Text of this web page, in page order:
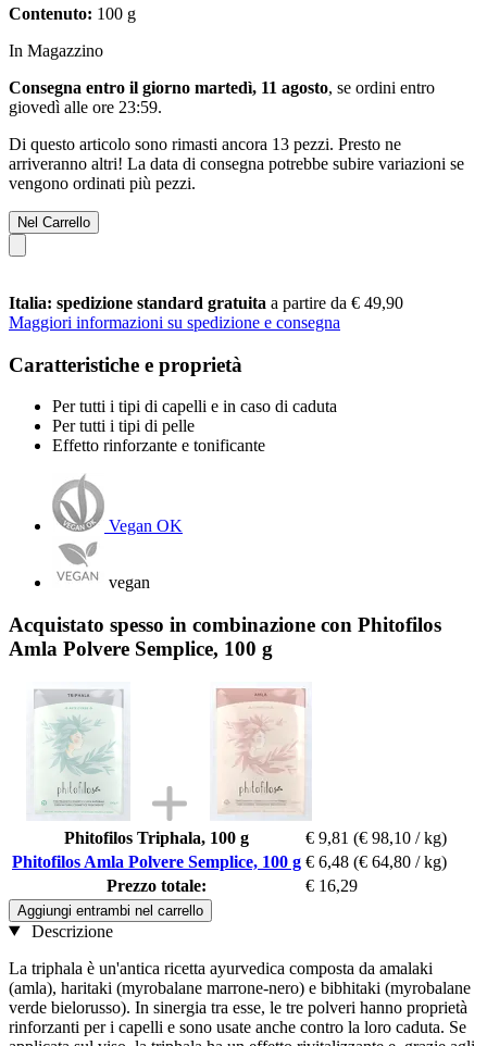
Contenuto: 100 g
In Magazzino
Consegna entro il giorno martedì, 11 agosto, se ordini entro
giovedì alle ore 23:59.
Di questo articolo sono rimasti ancora 13 pezzi. Presto ne
arriveranno altri! La data di consegna potrebbe subire variazioni se
vengono ordinati più pezzi.
Nel Carrello
Italia: spedizione standard gratuita a partire da € 49,90
Maggiori informazioni su spedizione e consegna
Caratteristiche e proprietà
Per tutti i tipi di capelli e in caso di caduta
Per tutti i tipi di pelle
Effetto rinforzante e tonificante
Vegan OK
vegan
Acquistato spesso in combinazione con Phitofilos
Amla Polvere Semplice, 100 g
Phitofilos Triphala, 100 g € 9,81 (€ 98,10 / kg)
Phitofilos Amla Polvere Semplice, 100 g € 6,48 (€ 64,80 / kg)
Prezzo totale:
€ 16,29
Aggiungi entrambi nel carrello
Descrizione
La triphala è un'antica ricetta ayurvedica composta da amalaki
(amla), haritaki (myrobalane marrone-nero) e bibhitaki (myrobalane
verde bielorusso). In sinergia tra esse, le tre polveri hanno proprietà
rinforzanti per i capelli e sono usate anche contro la loro caduta. Se